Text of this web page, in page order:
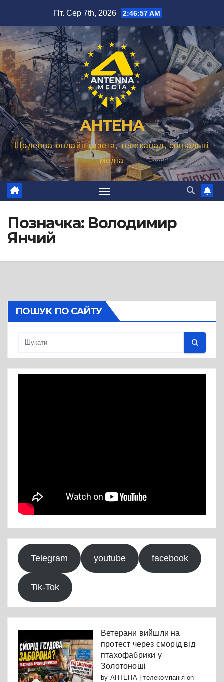
вмісту
Пт. Сер 7th, 2026 2:46:57 AM
АНТЕНА
Щоденна онлайн газета, телеканал, соціальні
медіа
Позначка: Володимир
Янчий
ПОШУК ПО САЙТУ
Telegram youtube facebook
Tik-Tok
Ветерани вийшли на
протест через сморід від
птахофабрики у
Золотоноші
by АНТЕНА | телекомпаніяon